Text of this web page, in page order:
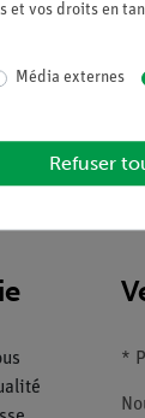
*
et vos droits en
Média externes
Refuser